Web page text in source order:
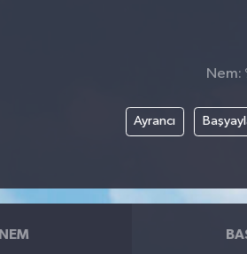
Nem:
Ayrancı
NEM